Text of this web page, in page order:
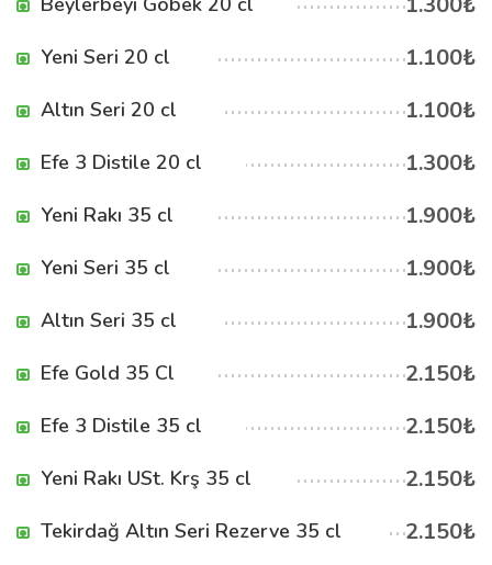
Yeni Seri 20 cl 1.100₺
Altın Seri 20 cl 1.100₺
Efe 3 Distile 20 cl 1.300₺
Yeni Rakı 35 cl 1.900₺
Yeni Seri 35 cl 1.900₺
Altın Seri 35 cl 1.900₺
Efe Gold 35 Cl 2.150₺
Efe 3 Distile 35 cl 2.150₺
Yeni Rakı USt. Krş 35 cl 2.150₺
Tekirdağ Altın Seri Rezerve 35 cl 2.150₺